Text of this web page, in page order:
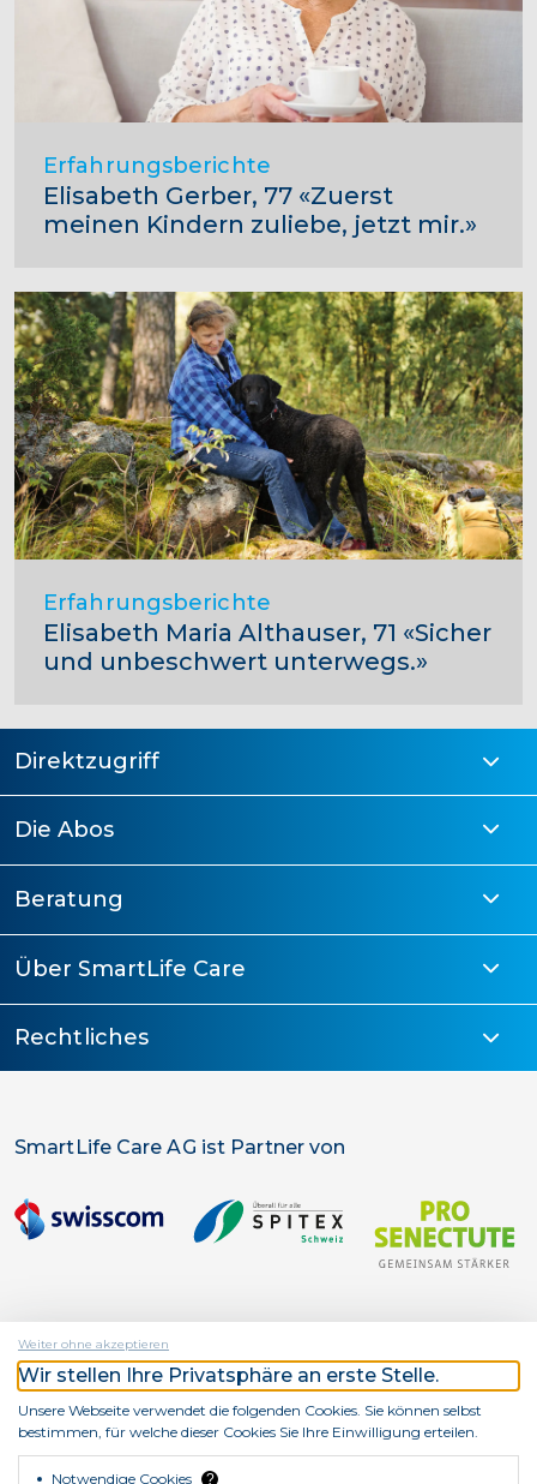
Erfahrungsberichte
Elisabeth Gerber, 77 «Zuerst
meinen Kindern zuliebe, jetzt mir.»
Erfahrungsberichte
Elisabeth Maria Althauser, 71 «Sicher
und unbeschwert unterwegs.»
Direktzugriff
Die Abos
Beratung
Über SmartLife Care
Rechtliches
SmartLife Care AG ist Partner von
SmartLife Care AG ist ein Unternehmen von
Weiter ohne akzeptieren
Wir stellen Ihre Privatsphäre an erste Stelle.
Unsere Webseite verwendet die folgenden Cookies. Sie können selbst
bestimmen, für welche dieser Cookies Sie Ihre Einwilligung erteilen.
Notwendige Cookies ?